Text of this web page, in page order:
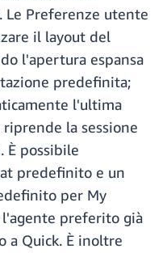
Preferenze utente
il layout del
l'apertura espansa
predefinita;
l'ultima
la sessione
È possibile
predefinito e un
per My
l'agente preferito già
a Quick. È inoltre